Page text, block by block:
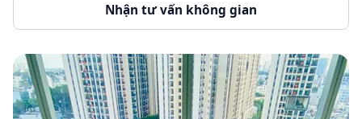
Nhận tư vấn không gian